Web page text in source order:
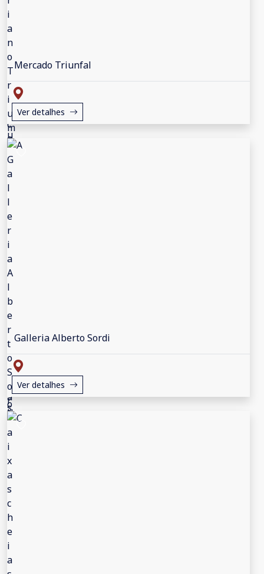
Mercado Triunfal
Ver detalhes
Galleria Alberto Sordi
Ver detalhes